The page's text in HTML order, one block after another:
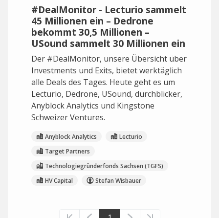
#DealMonitor - Lecturio sammelt
45 Millionen ein – Dedrone
bekommt 30,5 Millionen –
USound sammelt 30 Millionen ein
Der #DealMonitor, unsere Übersicht über
Investments und Exits, bietet werktäglich
alle Deals des Tages. Heute geht es um
Lecturio, Dedrone, USound, durchblicker,
Anyblock Analytics und Kingstone
Schweizer Ventures.
Anyblock Analytics
Lecturio
Target Partners
Technologiegründerfonds Sachsen (TGFS)
HV Capital
Stefan Wisbauer